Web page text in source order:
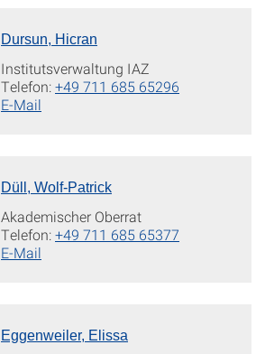
Dursun, Hicran
Institutsverwaltung IAZ
Telefon:+49 711 685 65296
E-Mail
Düll, Wolf-Patrick
Akademischer Oberrat
Telefon:+49 711 685 65377
E-Mail
Eggenweiler, Elissa